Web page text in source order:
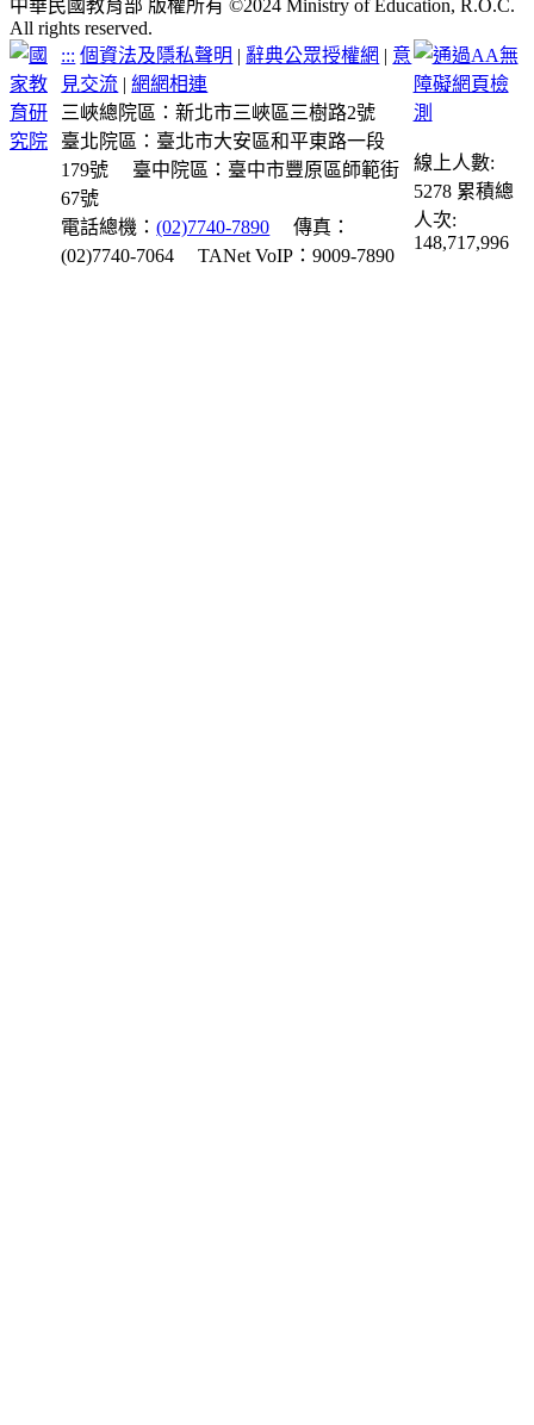
中華民國教育部 版權所有 ©2024 Ministry of Education, R.O.C.
All rights reserved.
::: 個資法及隱私聲明 | 辭典公眾授權網 | 意
見交流 |網網相連
三峽總院區：新北市三峽區三樹路2號
臺北院區：臺北市大安區和平東路一段
179號
臺中院區：臺中市豐原區師範街
67號
電話總機：(02)7740-7890
傳真：
(02)7740-7064
TANet VoIP：9009-7890
線上人數:
5278 累積總
人次:
148,717,996